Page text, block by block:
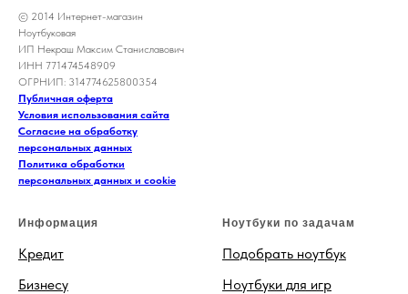
© 2014 Интернет-магазин
Ноутбуковая
ИП Некраш Максим Станиславович
ИНН 771474548909
ОГРНИП: 314774625800354
Публичная оферта
Условия использования сайта
Согласие на обработку
персональных данных
Политика обработки
персональных данных и cookie
Информация
Кредит
Бизнесу
Ноутбуки по задачам
Подобрать ноутбук
Ноутбуки для игр